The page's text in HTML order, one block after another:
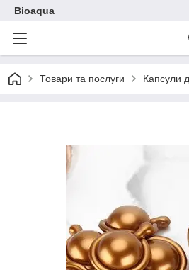
Bioaqua
Товари та послуги Капсули